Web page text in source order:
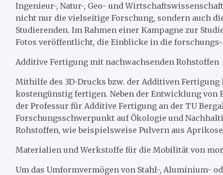
Ingenieur-, Natur-, Geo- und
nicht nur die vielseitige Forschung, sondern auch
Studierenden. Im Rahmen einer Kampagne zur
Fotos veröffentlicht, die Einblicke in die
Additive Fertigung mit nachwachsenden Rohstoffen
Mithilfe des 3D-Drucks bzw. der Additiven
kostengünstig fertigen. Neben der Entwicklung von
der Professur für Additive Fertigung an der TU
Forschungsschwerpunkt auf Ökologie und
Rohstoffen, wie beispielsweise Pulvern aus
Materialien und Werkstoffe für die Mobilität von
Um das Umformvermögen von Stahl-, Aluminium-